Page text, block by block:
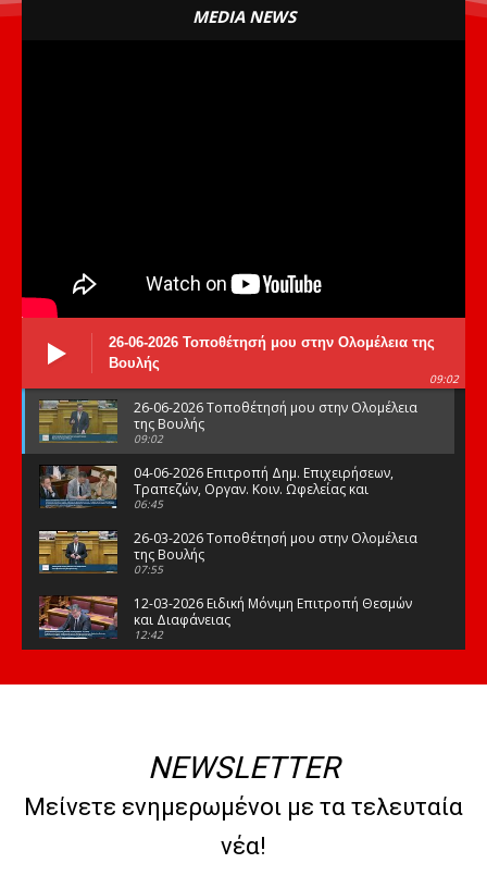
MEDIA NEWS
26-06-2026 Τοποθέτησή μου στην Ολομέλεια της
Βουλής
09:02
26-06-2026 Τοποθέτησή μου στην Ολομέλεια
της Βουλής
09:02
04-06-2026 Επιτροπή Δημ. Επιχειρήσεων,
Τραπεζών, Οργαν. Κοιν. Ωφελείας και
Φορέων Κοινων. Ασφάλισης
06:45
26-03-2026 Τοποθέτησή μου στην Ολομέλεια
της Βουλής
07:55
12-03-2026 Ειδική Μόνιμη Επιτροπή Θεσμών
και Διαφάνειας
12:42
της Βουλής
08:47
10-02-2026 Διαρκής Επιτροπή Μορφωτικών
Υποθέσεων
NEWSLETTER
Μείνετε ενημερωμένοι με τα τελευταία
νέα!